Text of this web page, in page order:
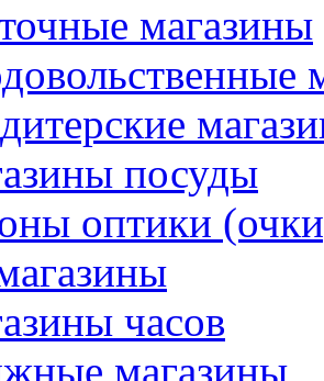
магазины
посуды
оптики
часов
магазины